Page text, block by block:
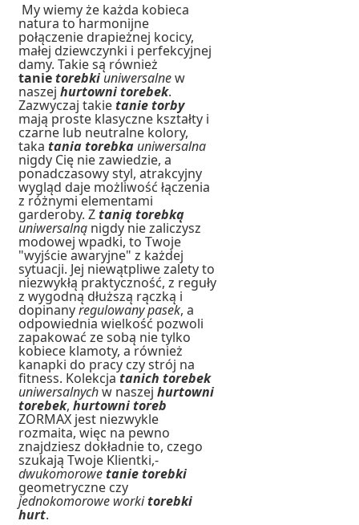
My wiemy że każda kobieca
natura to harmonijne
połączenie drapieżnej kocicy,
małej dziewczynki i perfekcyjnej
damy. Takie są również
tanietorebkiuniwersalnew
naszejhurtowni torebek.
Zazwyczaj takietanie torby
mają proste klasyczne kształty i
czarne lub neutralne kolory,
takataniatorebka uniwersalna
nigdy Cię nie zawiedzie, a
ponadczasowy styl, atrakcyjny
wygląd daje możliwość łączenia
z różnymi elementami
garderoby. Ztaniątorebką
uniwersalną nigdy nie zaliczysz
modowej wpadki, to Twoje
"wyjście awaryjne" z każdej
sytuacji. Jej niewątpliwe zalety to
niezwykłą praktyczność, z reguły
z wygodną dłuższą rączką i
dopinanyregulowany pasek, a
odpowiednia wielkość pozwoli
zapakować ze sobą nie tylko
kobiece klamoty, a również
kanapki do pracy czy strój na
fitness. Kolekcjatanich torebek
uniwersalnychw naszejhurtowni
torebek, hurtowni toreb
ZORMAX jest niezwykle
rozmaita, więc na pewno
znajdziesz dokładnie to, czego
szukają Twoje Klientki,-
dwukomorowetanie torebki
geometryczne czy
jednokomorowe workitorebki
hurt.